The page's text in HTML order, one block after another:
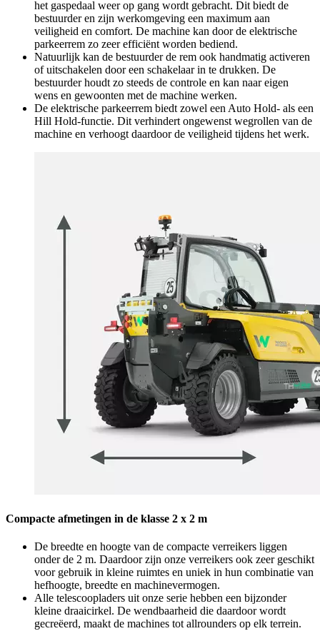
het gaspedaal weer op gang wordt gebracht. Dit biedt de
bestuurder en zijn werkomgeving een maximum aan
veiligheid en comfort. De machine kan door de elektrische
parkeerrem zo zeer efficiënt worden bediend.
Natuurlijk kan de bestuurder de rem ook handmatig activeren
of uitschakelen door een schakelaar in te drukken. De
bestuurder houdt zo steeds de controle en kan naar eigen
wens en gewoonten met de machine werken.
De elektrische parkeerrem biedt zowel een Auto Hold- als een
Hill Hold-functie. Dit verhindert ongewenst wegrollen van de
machine en verhoogt daardoor de veiligheid tijdens het werk.
Compacte afmetingen in de klasse 2 x 2 m
De breedte en hoogte van de compacte verreikers liggen
onder de 2 m. Daardoor zijn onze verreikers ook zeer geschikt
voor gebruik in kleine ruimtes en uniek in hun combinatie van
hefhoogte, breedte en machinevermogen.
Alle telescoopladers uit onze serie hebben een bijzonder
kleine draaicirkel. De wendbaarheid die daardoor wordt
gecreëerd, maakt de machines tot allrounders op elk terrein.